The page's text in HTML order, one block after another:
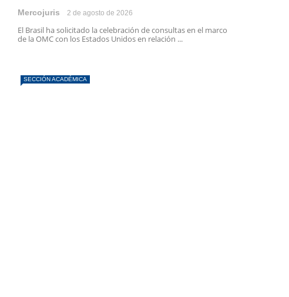
Mercojuris 2 de agosto de 2026
El Brasil ha solicitado la celebración de consultas en el marco
de la OMC con los Estados Unidos en relación ...
SECCIÓN ACADÉMICA